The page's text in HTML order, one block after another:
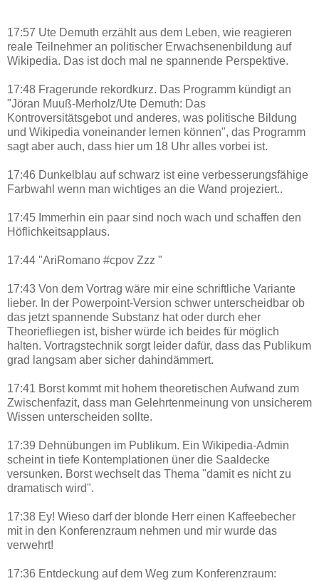
17:57 Ute Demuth erzählt aus dem Leben, wie reagieren
reale Teilnehmer an politischer Erwachsenenbildung auf
Wikipedia. Das ist doch mal ne spannende Perspektive.
17:48 Fragerunde rekordkurz. Das Programm kündigt an
"Jöran Muuß-Merholz/Ute Demuth: Das
Kontroversitätsgebot und anderes, was politische Bildung
und Wikipedia voneinander lernen können", das Programm
sagt aber auch, dass hier um 18 Uhr alles vorbei ist.
17:46 Dunkelblau auf schwarz ist eine verbesserungsfähige
Farbwahl wenn man wichtiges an die Wand projeziert..
17:45 Immerhin ein paar sind noch wach und schaffen den
Höflichkeitsapplaus.
17:44 "AriRomano #cpov Zzz "
17:43 Von dem Vortrag wäre mir eine schriftliche Variante
lieber. In der Powerpoint-Version schwer unterscheidbar ob
das jetzt spannende Substanz hat oder durch eher
Theoriefliegen ist, bisher würde ich beides für möglich
halten. Vortragstechnik sorgt leider dafür, dass das Publikum
grad langsam aber sicher dahindämmert.
17:41 Borst kommt mit hohem theoretischen Aufwand zum
Zwischenfazit, dass man Gelehrtenmeinung von unsicherem
Wissen unterscheiden sollte.
17:39 Dehnübungen im Publikum. Ein Wikipedia-Admin
scheint in tiefe Kontemplationen üner die Saaldecke
versunken. Borst wechselt das Thema "damit es nicht zu
dramatisch wird".
17:38 Ey! Wieso darf der blonde Herr einen Kaffeebecher
mit in den Konferenzraum nehmen und mir wurde das
verwehrt!
17:36 Entdeckung auf dem Weg zum Konferenzraum: